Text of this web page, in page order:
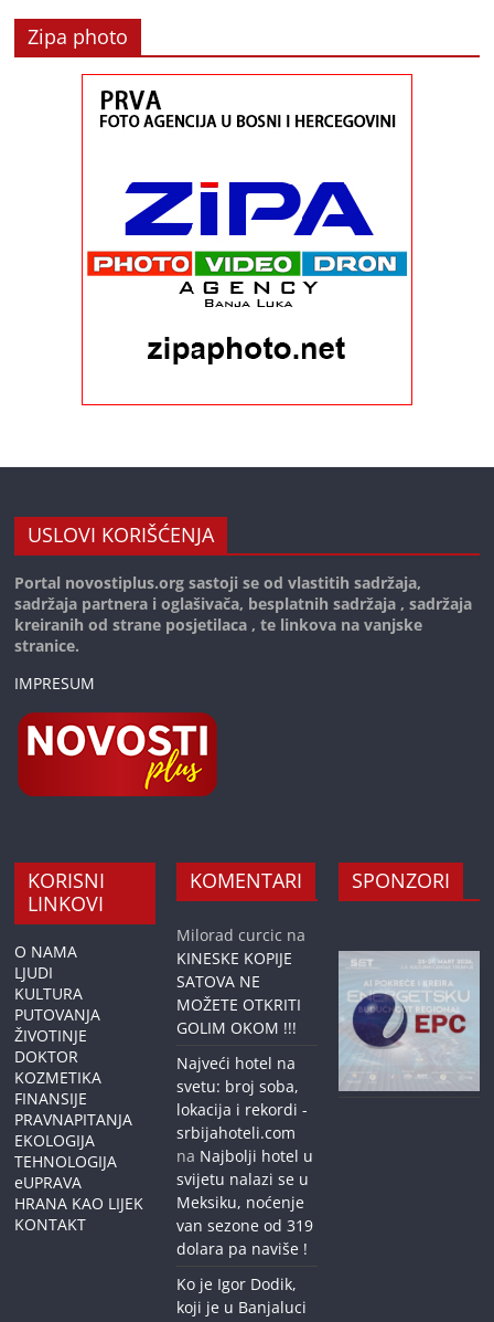
Zipa photo
USLOVI KORIŠĆENJA
Portal novostiplus.org sastoji se od vlastitih sadržaja,
sadržaja partnera i oglašivača, besplatnih sadržaja , sadržaja
kreiranih od strane posjetilaca , te linkova na vanjske
stranice.
IMPRESUM
KORISNI
LINKOVI
O NAMA
LJUDI
KULTURA
PUTOVANJA
ŽIVOTINJE
DOKTOR
KOZMETIKA
FINANSIJE
PRAVNAPITANJA
EKOLOGIJA
TEHNOLOGIJA
eUPRAVA
HRANA KAO LIJEK
KONTAKT
KOMENTARI
Milorad curcic na
KINESKE KOPIJE
SATOVA NE
MOŽETE OTKRITI
GOLIM OKOM !!!
Najveći hotel na
svetu: broj soba,
lokacija i rekordi -
srbijahoteli.com
na Najbolji hotel u
svijetu nalazi se u
Meksiku, noćenje
van sezone od 319
dolara pa naviše !
Ko je Igor Dodik,
koji je u Banjaluci
SPONZORI